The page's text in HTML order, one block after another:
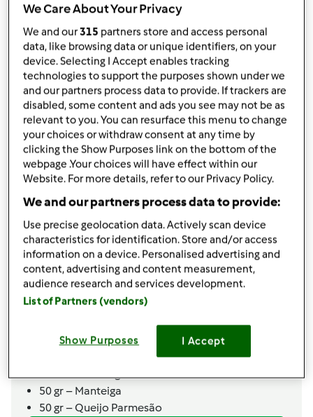
Partilhar receita
Criar uma variante
Ingredientes
250 gr – Feijão-verde cortado
100 gr – Alho francês cortado às rodelas fina
150 gr – Cogumelos frescos Portobello
laminados
150 gr – Presunto
1 -cebola
2 – Dentes de alho
40 gr – Azeite
40 gr – Vinho Branco
1 - Caldo de Legumes
50 gr – Manteiga
50 gr – Queijo Parmesão
We Care About Your Privacy
We and our315 partners store and access personal
data, like browsing data or unique identifiers, on your
device. Selecting I Accept enables tracking
technologies to support the purposes shown under we
and our partners process data to provide. If trackers are
disabled, some content and ads you see may not be as
relevant to you. You can resurface this menu to change
your choices or withdraw consent at any time by
clicking the Show Purposes link on the bottom of the
webpage .Your choices will have effect within our
Website. For more details, refer to our Privacy Policy.
We and our partners process data to provide:
Use precise geolocation data. Actively scan device
characteristics for identification. Store and/or access
information on a device. Personalised advertising and
content, advertising and content measurement,
audience research and services development.
List of Partners (vendors)
Show Purposes I Accept